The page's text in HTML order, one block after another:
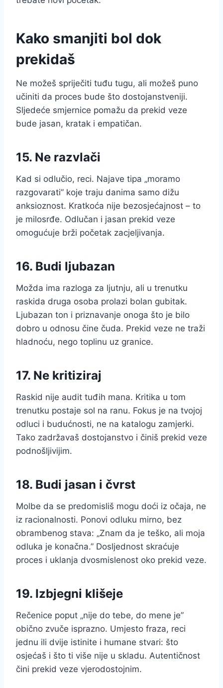
Kako smanjiti bol dok
prekidaš
Ne možeš spriječiti tuđu tugu, ali možeš puno
učiniti da proces bude što dostojanstveniji.
Sljedeće smjernice pomažu da prekid veze
bude jasan, kratak i empatičan.
15. Ne razvlači
Kad si odlučio, reci. Najave tipa „moramo
razgovarati” koje traju danima samo dižu
anksioznost. Kratkoća nije bezosjećajnost – to
je milosrđe. Odlučan i jasan prekid veze
omogućuje brži početak zacjeljivanja.
16. Budi ljubazan
Možda ima razloga za ljutnju, ali u trenutku
raskida druga osoba prolazi bolan gubitak.
Ljubazan ton i priznavanje onoga što je bilo
dobro u odnosu čine čuda. Prekid veze ne traži
hladnoću, nego toplinu uz granice.
17. Ne kritiziraj
Raskid nije audit tuđih mana. Kritika u tom
trenutku postaje sol na ranu. Fokus je na tvojoj
odluci i budućnosti, ne na katalogu zamjerki.
Tako zadržavaš dostojanstvo i činiš prekid veze
podnošljivijim.
18. Budi jasan i čvrst
Molbe da se predomisliš mogu doći iz očaja, ne
iz racionalnosti. Ponovi odluku mirno, bez
obrambenog stava: „Znam da je teško, ali moja
odluka je konačna.” Dosljednost skraćuje
proces i uklanja dvosmislenost oko prekid veze.
19. Izbjegni klišeje
Rečenice poput „nije do tebe, do mene je”
obično zvuče isprazno. Umjesto fraza, reci
jednu ili dvije istinite i humane stvari: što
osjećaš i što ti više nije u skladu. Autentičnost
čini prekid veze vjerodostojnim.